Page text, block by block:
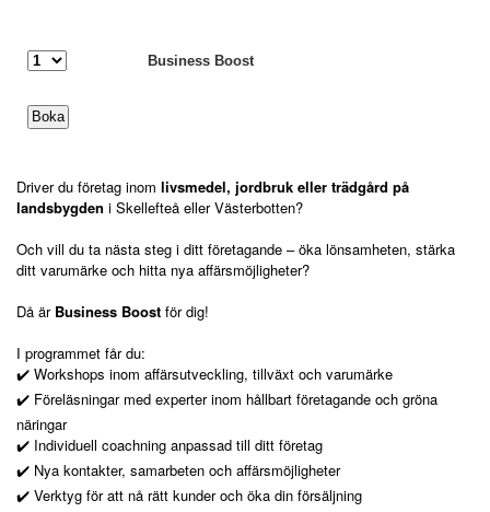
Business Boost
Driver du företag inom livsmedel, jordbruk eller trädgård på
landsbygden i Skellefteå eller Västerbotten?
Och vill du ta nästa steg i ditt företagande – öka lönsamheten, stärka
ditt varumärke och hitta nya affärsmöjligheter?
Då är Business Boost för dig!
I programmet får du:
✔️ Workshops inom affärsutveckling, tillväxt och varumärke
✔️ Föreläsningar med experter inom hållbart företagande och gröna
näringar
✔️ Individuell coachning anpassad till ditt företag
✔️ Nya kontakter, samarbeten och affärsmöjligheter
✔️ Verktyg för att nå rätt kunder och öka din försäljning